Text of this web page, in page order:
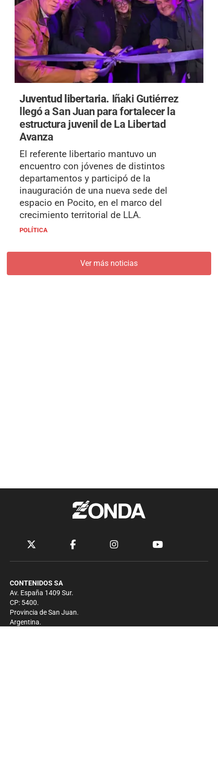
Juventud libertaria. Iñaki Gutiérrez
llegó a San Juan para fortalecer la
estructura juvenil de La Libertad
Avanza
El referente libertario mantuvo un
encuentro con jóvenes de distintos
departamentos y participó de la
inauguración de una nueva sede del
espacio en Pocito, en el marco del
crecimiento territorial de LLA.
POLÍTICA
Ver más noticias
CONTENIDOS SA
Av. España 1409 Sur.
CP: 5400.
Provincia de San Juan.
Argentina.